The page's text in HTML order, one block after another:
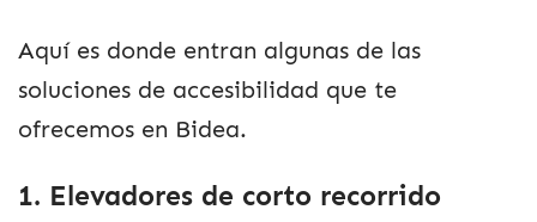
Aquí es donde entran algunas de las
soluciones de accesibilidad que te
ofrecemos en Bidea.
1. Elevadores de corto recorrido